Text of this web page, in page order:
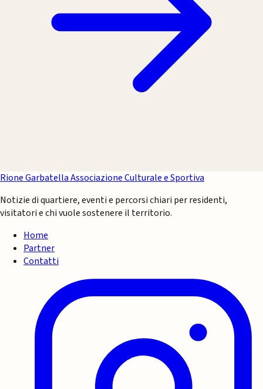
Rione GarbatellaAssociazione Culturale e Sportiva
Notizie di quartiere, eventi e percorsi chiari per residenti,
visitatori e chi vuole sostenere il territorio.
Home
Partner
Contatti